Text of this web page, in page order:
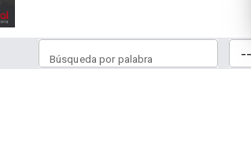
Búsqueda por palabra